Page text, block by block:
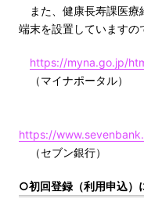
また、健康長寿課医療
端末を設置していますの
https://myna.go.jp/
（マイナポータル）
https://
（セブン銀行）
○初回登録（利用申込）